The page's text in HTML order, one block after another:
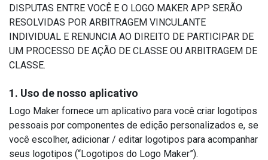
DISPUTAS ENTRE VOCÊ E O LOGO MAKER APP SERÃO
RESOLVIDAS POR ARBITRAGEM VINCULANTE
INDIVIDUAL E RENUNCIA AO DIREITO DE PARTICIPAR DE
UM PROCESSO DE AÇÃO DE CLASSE OU ARBITRAGEM DE
CLASSE.
1. Uso de nosso aplicativo
Logo Maker fornece um aplicativo para você criar logotipos
pessoais por componentes de edição personalizados e, se
você escolher, adicionar / editar logotipos para acompanhar
seus logotipos (“Logotipos do Logo Maker”).